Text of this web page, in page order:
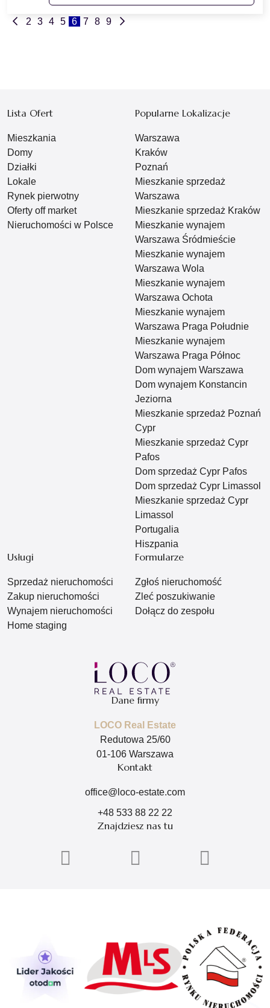
2 3 4 5 6 7 8 9
Lista Ofert
Mieszkania
Domy
Działki
Lokale
Rynek pierwotny
Oferty off market
Nieruchomości w Polsce
Popularne Lokalizacje
Warszawa
Kraków
Poznań
Mieszkanie sprzedaż
Warszawa
Mieszkanie sprzedaż Kraków
Mieszkanie wynajem
Warszawa Śródmieście
Mieszkanie wynajem
Warszawa Wola
Mieszkanie wynajem
Warszawa Ochota
Mieszkanie wynajem
Warszawa Praga Południe
Mieszkanie wynajem
Warszawa Praga Północ
Dom wynajem Warszawa
Dom wynajem Konstancin
Jeziorna
Mieszkanie sprzedaż Poznań
Cypr
Mieszkanie sprzedaż Cypr
Pafos
Dom sprzedaż Cypr Pafos
Dom sprzedaż Cypr Limassol
Mieszkanie sprzedaż Cypr
Limassol
Portugalia
Hiszpania
Usługi
Sprzedaż nieruchomości
Zakup nieruchomości
Wynajem nieruchomości
Home staging
Formularze
Zgłoś nieruchomość
Zleć poszukiwanie
Dołącz do zespołu
Dane firmy
LOCO Real Estate
Redutowa 25/60
01-106 Warszawa
Kontakt
office@loco-estate.com
+48 533 88 22 22
Znajdziesz nas tu